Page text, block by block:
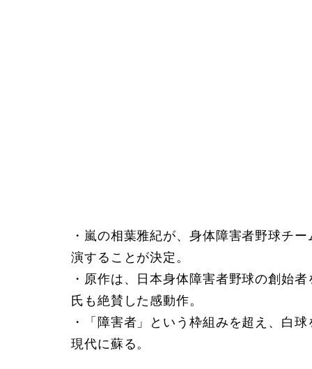
・嵐の相葉雅紀が、身体障害者野球チ
演することが決定。
・原作は、日本身体障害者野球の創始
氏も絶賛した感動作。
・「障害者」という枠組みを超え、白
現代に蘇る。